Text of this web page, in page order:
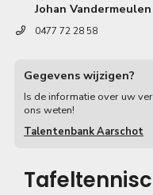
Johan Vandermeulen
0477 72 28 58
Gegevens wijzigen?
Is de informatie over uw
ons weten!
Talentenbank Aarschot